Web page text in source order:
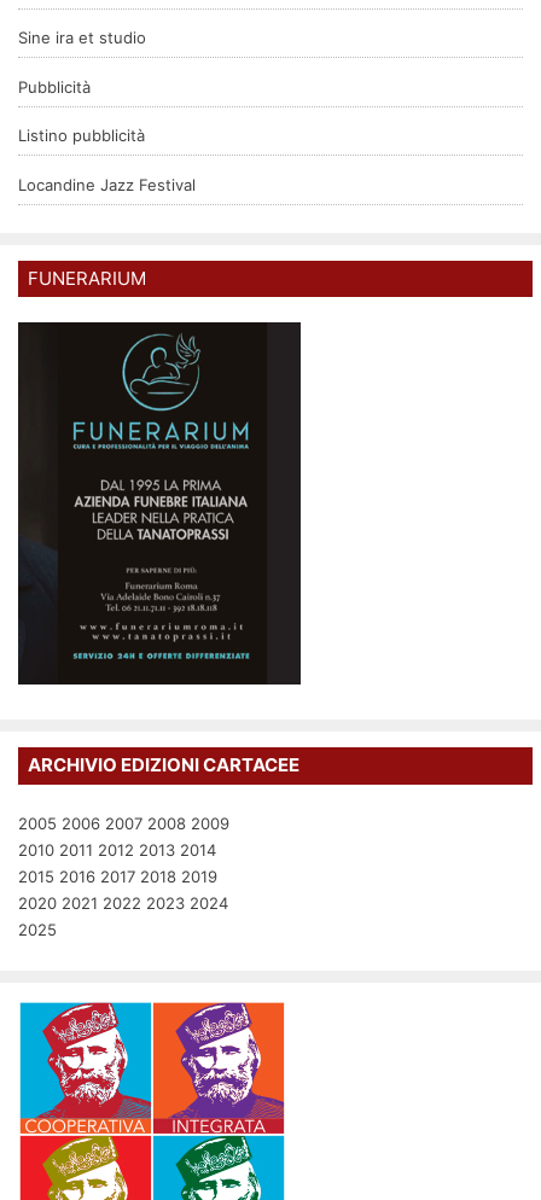
Sine ira et studio
Pubblicità
Listino pubblicità
Locandine Jazz Festival
FUNERARIUM
ARCHIVIO EDIZIONI CARTACEE
2005 2006 2007 2008 2009
2010 2011 2012 2013 2014
2015 2016 2017 2018 2019
2020 2021 2022 2023 2024
2025